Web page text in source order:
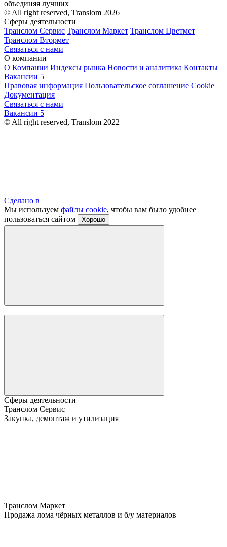
объединяя лучших
© All right reserved, Translom 2026
Сферы деятельности
Транслом Сервис Транслом Маркет Транслом Цветмет
Транслом Втормет
Связаться с нами
О компании
О Компании Индексы рынка Новости и аналитика Контакты
Вакансии 5
Правовая информация Пользовательское соглашение Cookie
Документация
Связаться с нами
Вакансии 5
© All right reserved, Translom 2022
Сделано в
Мы используем файлы cookie, чтобы вам было удобнее
пользоваться сайтом
Хорошо
Сферы деятельности
Транслом Сервис
Закупка, демонтаж и утилизация
Транслом Маркет
Продажа лома чёрных металлов и б/у материалов